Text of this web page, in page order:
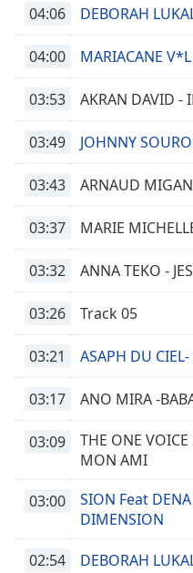
04:06 DEBORAH
04:00 MARIACANE
03:53 AKRAN DAVID -
03:49 JOHNNY
03:43 ARNAUD
03:37 MARIE
03:32 ANNA TEKO -
03:26 Track 05
03:21 ASAPH DU CIEL-
03:17 ANO MIRA -
03:09
THE ONE
MON AMI
03:00
SION Feat
DIMENSION
02:54 DEBORAH